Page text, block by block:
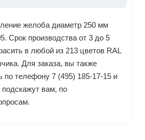
желоба диаметр 250 мм
Срок производства от 3 до 5
в любой из 213 цветов RAL
Для заказа, вы также
по телефону 7 (495) 185-17-15 и
вам, по